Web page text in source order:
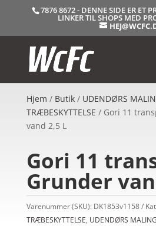
7876 8672 - DENNE SIDE ER ET
LINKER TIL SHOPS MED
Hjem / Butik/ UDENDØRS
TRÆBESKYTTELSE / Gori 11
vand 2,5 L
Gori 11
Grunder
Varenummer (SKU): DK1853v1158
TRÆBESKYTTELSE, UDENDØRS MALING